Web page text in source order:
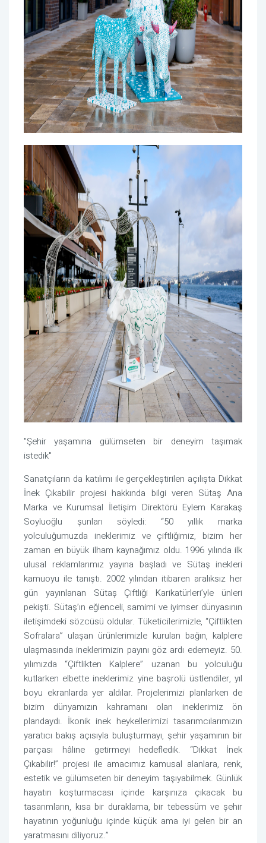
"Şehir yaşamına gülümseten bir deneyim taşımak
istedik"
Sanatçıların da katılımı ile gerçekleştirilen açılışta Dikkat
İnek Çıkabilir projesi hakkında bilgi veren Sütaş Ana
Marka ve Kurumsal İletişim Direktörü Eylem Karakaş
Soyluoğlu şunları söyledi: “50 yıllık marka
yolculuğumuzda ineklerimiz ve çiftliğimiz, bizim her
zaman en büyük ilham kaynağımız oldu. 1996 yılında ilk
ulusal reklamlarımız yayına başladı ve Sütaş inekleri
kamuoyu ile tanıştı. 2002 yılından itibaren aralıksız her
gün yayınlanan Sütaş Çiftliği Karikatürleri’yle ünleri
pekişti. Sütaş’ın eğlenceli, samimi ve iyimser dünyasının
iletişimdeki sözcüsü oldular. Tüketicilerimizle, “Çiftlikten
Sofralara” ulaşan ürünlerimizle kurulan bağın, kalplere
ulaşmasında ineklerimizin payını göz ardı edemeyiz. 50.
yılımızda “Çiftlikten Kalplere” uzanan bu yolculuğu
kutlarken elbette ineklerimiz yine başrolü üstlendiler, yıl
boyu ekranlarda yer aldılar. Projelerimizi planlarken de
bizim dünyamızın kahramanı olan ineklerimiz ön
plandaydı. İkonik inek heykellerimizi tasarımcılarımızın
yaratıcı bakış açısıyla buluşturmayı, şehir yaşamının bir
parçası hâline getirmeyi hedefledik. “Dikkat İnek
Çıkabilir!” projesi ile amacımız kamusal alanlara, renk,
estetik ve gülümseten bir deneyim taşıyabilmek. Günlük
hayatın koşturmacası içinde karşınıza çıkacak bu
tasarımların, kısa bir duraklama, bir tebessüm ve şehir
hayatının yoğunluğu içinde küçük ama iyi gelen bir an
yaratmasını diliyoruz.”